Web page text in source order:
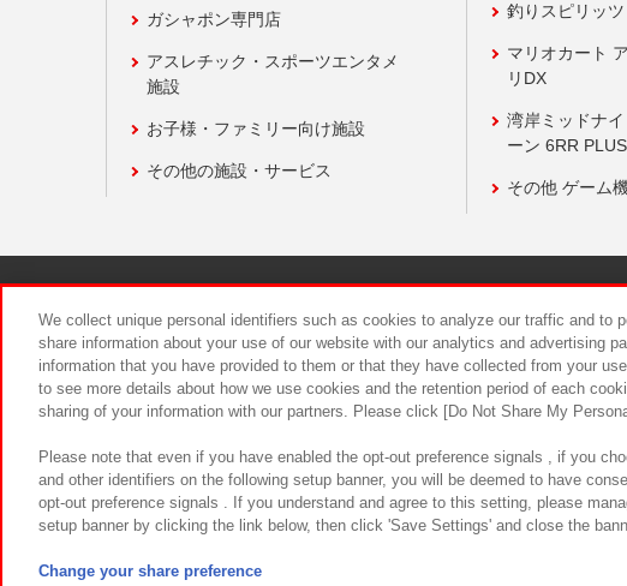
ガシャポン専門店
アスレチック・スポーツエンタメ
施設
お子様・ファミリー向け施設
その他の施設・サービス
釣りスピリッツ
マリオカート
リDX
湾岸ミッドナ
ーン 6RR PLUS
その他 ゲーム
食品のご提供について
We collect unique personal identifiers such as cookies to analyze our traffic and to
share information about your use of our website with our analytics and advertising
information that you have provided to them or that they have collected from your
to see more details about how we use cookies and the retention period of each
sharing of your information with our partners. Please click [Do Not Share My
Please note that even if you have enabled the opt-out preference signals , if you
and other identifiers on the following setup banner, you will be deemed to have
opt-out preference signals . If you understand and agree to this setting, please
setup banner by clicking the link below, then click 'Save Settings' and close the
Change your share preference